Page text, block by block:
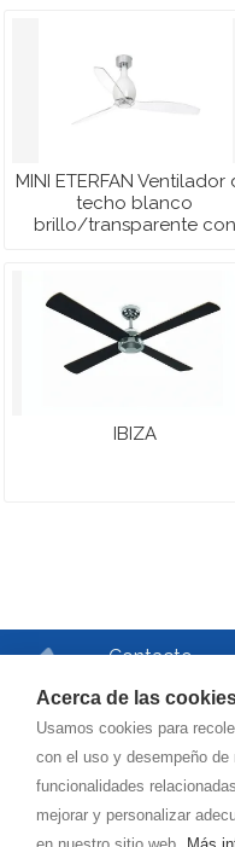
Acerca de las
Usamos cookies para
con el uso y desempeño de
funcionalidades
mejorar y personalizar
MINI ETERFAN Ventilador
techo blanco
brillo/transparente con
IBIZA
Contacto
Teléfono
Correo